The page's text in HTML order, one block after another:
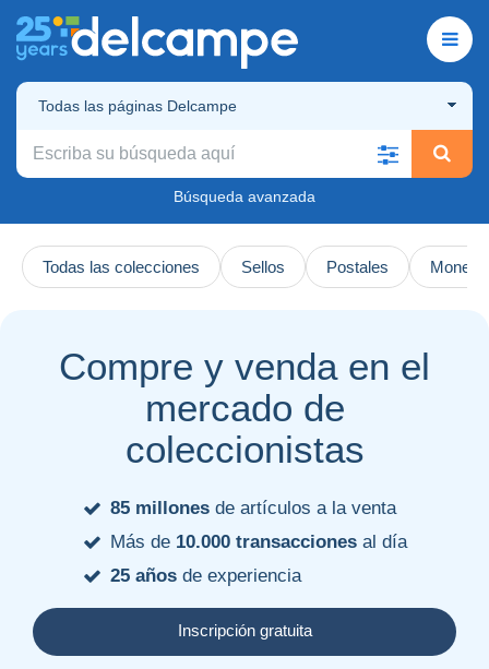
Todas las páginas Delcampe
Búsqueda avanzada
Todas las colecciones Sellos Postales
Compre y venda en el
mercado de
coleccionistas
85 millonesde artículos a la venta
Más de 10.000 transaccionesal día
25 añosde experiencia
Inscripción gratuita